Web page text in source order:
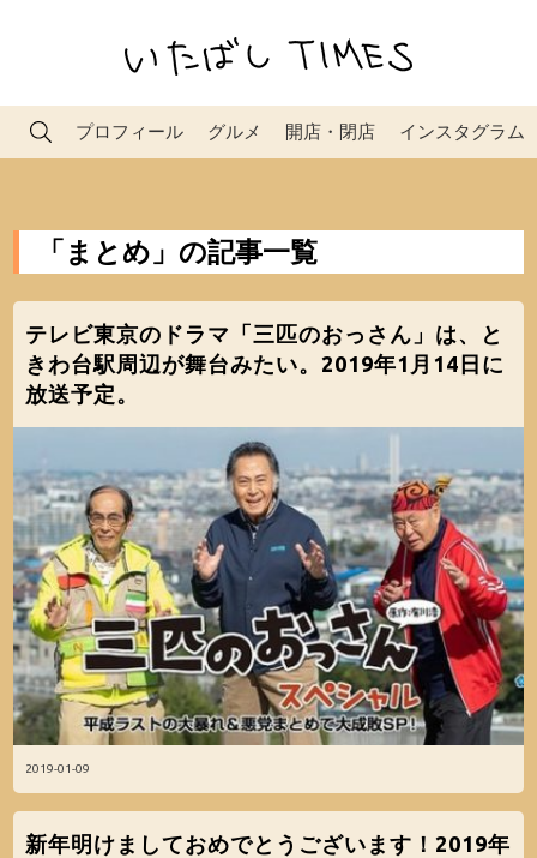
プロフィール グルメ 開店・閉店 インスタグラム
「まとめ」の記事一覧
2019-01-09
テレビ東京のドラマ「三匹のおっさん」は、と
きわ台駅周辺が舞台みたい。2019年1月14日に
放送予定。
新年明けましておめでとうございます！2019年